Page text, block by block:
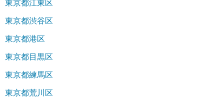
東京都江東区
東京都渋谷区
東京都港区
東京都目黒区
東京都練馬区
東京都荒川区